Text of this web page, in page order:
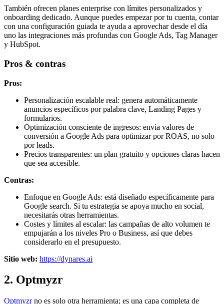
También ofrecen planes enterprise con límites personalizados y
onboarding dedicado. Aunque puedes empezar por tu cuenta, contar
con una configuración guiada te ayuda a aprovechar desde el día
uno las integraciones más profundas con Google Ads, Tag Manager
y HubSpot.
Pros & contras
Pros:
Personalización escalable real: genera automáticamente
anuncios específicos por palabra clave, Landing Pages y
formularios.
Optimización consciente de ingresos: envía valores de
conversión a Google Ads para optimizar por ROAS, no solo
por leads.
Precios transparentes: un plan gratuito y opciones claras hacen
que sea accesible.
Contras:
Enfoque en Google Ads: está diseñado específicamente para
Google search. Si tu estrategia se apoya mucho en social,
necesitarás otras herramientas.
Costes y límites al escalar: las campañas de alto volumen te
empujarán a los niveles Pro o Business, así que debes
considerarlo en el presupuesto.
Sitio web: https://dynares.ai
2. Optmyzr
Optmyzrno es solo otra herramienta; es una capa completa de